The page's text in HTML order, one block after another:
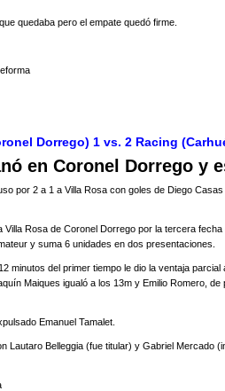
quedaba pero el empate quedó firme.
Dorrego) 1 vs. 2 Racing
en Coronel Dorrego y
por 2 a 1 a Villa Rosa con goles de Diego
Villa Rosa de Coronel Dorrego por la tercera
y suma 6 unidades en dos presentaciones.
minutos del primer tiempo le dio la ventaja
Maiques igualó a los 13m y Emilio Romero,
Emanuel Tamalet.
Lautaro Belleggia (fue titular) y Gabriel Mercado